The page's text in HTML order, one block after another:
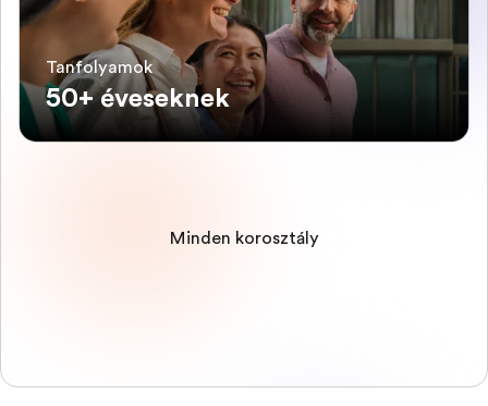
Tanfolyamok
50+ éveseknek
Minden korosztály